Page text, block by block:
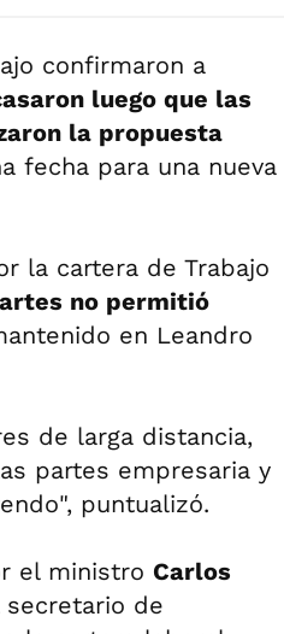
confirmaron a
luego que las
la propuesta
fecha para una nueva
la cartera de Trabajo
no permitió
en Leandro
de larga distancia,
partes empresaria y
puntualizó.
el ministro Carlos
secretario de